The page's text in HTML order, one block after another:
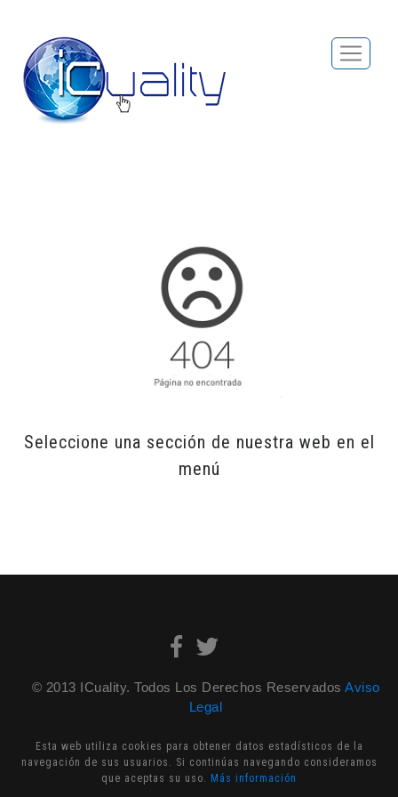
Seleccione una sección de nuestra web en el
menú
© 2013 ICuality. Todos Los Derechos Reservados Aviso
Legal
Esta web utiliza cookies para obtener datos estadísticos de la
navegación de sus usuarios. Si continúas navegando consideramos
que aceptas su uso. Más información